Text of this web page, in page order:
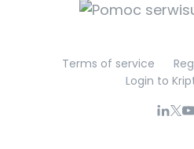
Terms of service
Login to